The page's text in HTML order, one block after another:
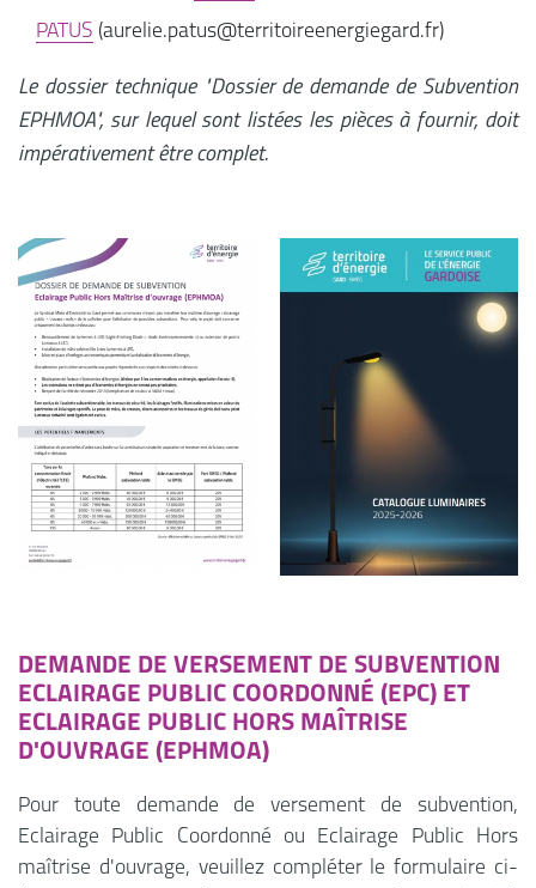
PATUS (aurelie.patus@territoireenergiegard.fr)
Le dossier technique "Dossier de demande de Subvention
EPHMOA", sur lequel sont listées les pièces à fournir, doit
impérativement être complet.
DEMANDE DE VERSEMENT DE SUBVENTION
ECLAIRAGE PUBLIC COORDONNÉ (EPC) ET
ECLAIRAGE PUBLIC HORS MAÎTRISE
D'OUVRAGE (EPHMOA)
Pour toute demande de versement de subvention,
Eclairage Public Coordonné ou Eclairage Public Hors
maîtrise d'ouvrage, veuillez compléter le formulaire ci-